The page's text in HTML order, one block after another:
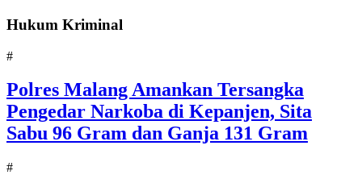
Hukum Kriminal
#
Polres Malang Amankan Tersangka
Pengedar Narkoba di Kepanjen, Sita
Sabu 96 Gram dan Ganja 131 Gram
#